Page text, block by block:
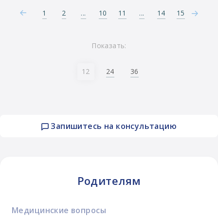
Запишитесь на консультацию
Родителям
Медицинские вопросы
Показать:
12 24 36
1 2 ... 10 11 ... 14 15